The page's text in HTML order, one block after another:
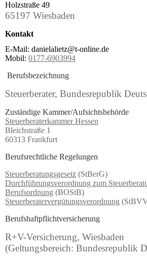
Holzstraße 49
65197 Wiesbaden
Kontakt
E-Mail: danielalietz@t-online.de
Mobil: 0177-6903994
Berufsbezeichnung
Steuerberater, Bundesrepublik
Zuständige Kammer/Aufsichtsbehörde
Steuerberaterkammer Hessen
Bleichstraße 1
60313 Frankfurt
Berufsrechtliche Regelungen
Steuerberatungsgesetz (StBerG)
Durchführungsverordnung zum
Berufsordnung (BOStB)
Steuerberatervergütungsverordnung
Berufshaftpflichtversicherung
R+V-Versicherung, Wiesbaden
(Geltungsbereich: Bundesrepublik